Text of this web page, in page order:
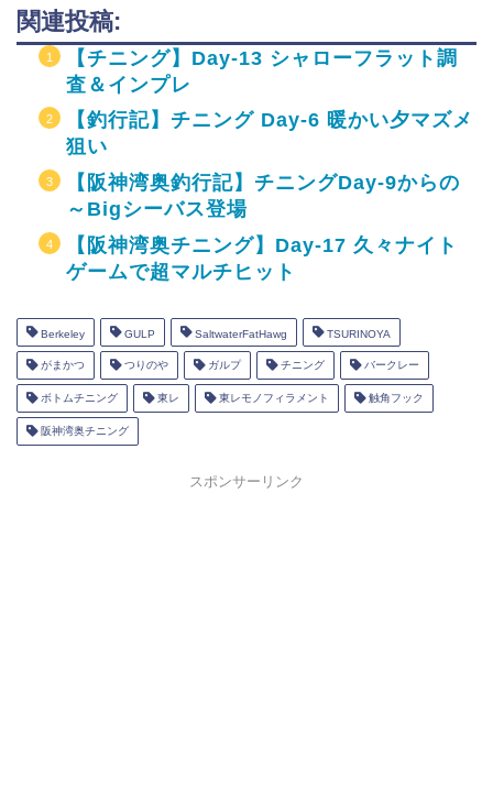
関連投稿:
【チニング】Day-13 シャローフラット調
査＆インプレ
【釣行記】チニング Day-6 暖かい夕マズメ
狙い
【阪神湾奥釣行記】チニングDay-9からの
～Bigシーバス登場
【阪神湾奥チニング】Day-17 久々ナイト
ゲームで超マルチヒット
Berkeley GULP SaltwaterFatHawg TSURINOYA
がまかつ つりのや ガルプ チニング バークレー
ボトムチニング 東レ 東レモノフィラメント 触角フック
阪神湾奥チニング
スポンサーリンク